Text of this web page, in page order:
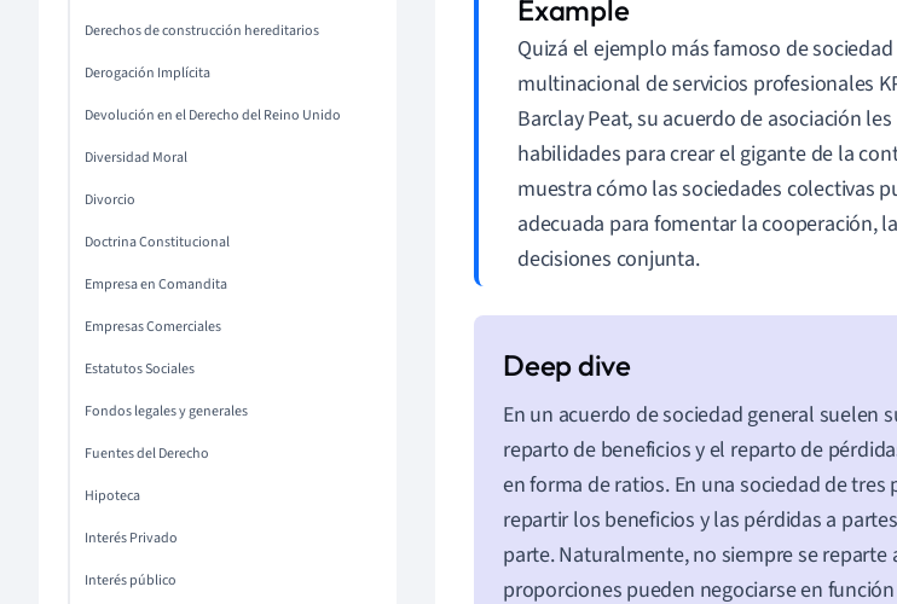
Derechos de construcción hereditarios
Derogación Implícita
Devolución en el Derecho del Reino Unido
Diversidad Moral
Divorcio
Doctrina Constitucional
Empresa en Comandita
Empresas Comerciales
Estatutos Sociales
Fondos legales y generales
Fuentes del Derecho
Hipoteca
Interés Privado
Interés público
Quizá el ejemplo más famoso de
multinacional de servicios profesionales
Barclay Peat, su acuerdo de asociación
habilidades para crear el gigante de la
muestra cómo las sociedades colectivas
adecuada para fomentar la cooperación,
decisiones conjunta.
En un acuerdo de sociedad general suelen
reparto de beneficios y el reparto de
en forma de ratios. En una sociedad de
repartir los beneficios y las pérdidas a
parte. Naturalmente, no siempre se reparte
proporciones pueden negociarse en